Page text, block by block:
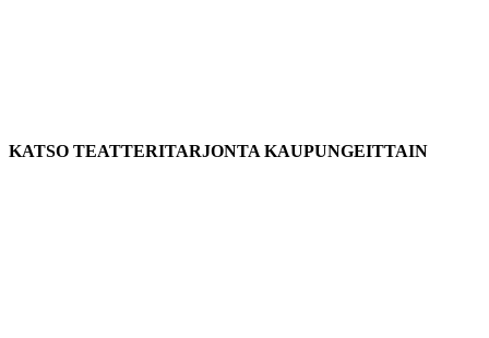
KATSO TEATTERITARJONTA KAUPUNGEITTAIN